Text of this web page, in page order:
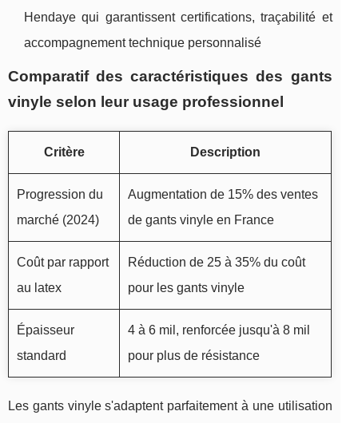
Hendaye qui garantissent certifications, traçabilité et
accompagnement technique personnalisé
Comparatif des caractéristiques des gants
vinyle selon leur usage professionnel
Critère Description
Progression du
marché (2024)
Augmentation de 15% des ventes
de gants vinyle en France
Coût par rapport
au latex
Réduction de 25 à 35% du coût
pour les gants vinyle
Épaisseur
standard
4 à 6 mil, renforcée jusqu'à 8 mil
pour plus de résistance
Les gants vinyle s'adaptent parfaitement à une utilisation